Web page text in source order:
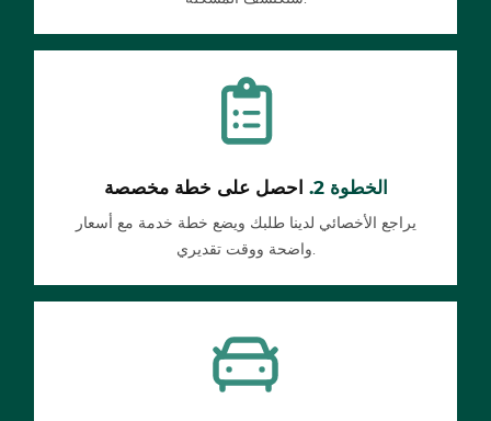
الخطوة 2. احصل على خطة مخصصة
يراجع الأخصائي لدينا طلبك ويضع خطة خدمة مع أسعار
واضحة ووقت تقديري.